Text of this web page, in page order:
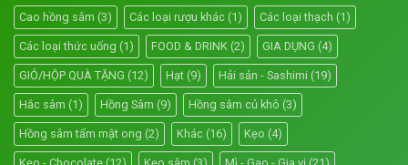
Cao hồng sâm (3) Các loại rượu khác (1) Các loại thạch (1)
Các loại thức uống (1) FOOD & DRINK (2) GIA DỤNG (4)
GIỎ/HỘP QUÀ TẶNG (12) Hạt (9) Hải sản - Sashimi (19)
Hắc sâm (1) Hồng Sâm (9) Hồng sâm củ khô (3)
Hồng sâm tẩm mật ong (2) Khác (16) Kẹo (4)